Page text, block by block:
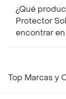
¿Qué
Protector
encontrar
Top Marcas y